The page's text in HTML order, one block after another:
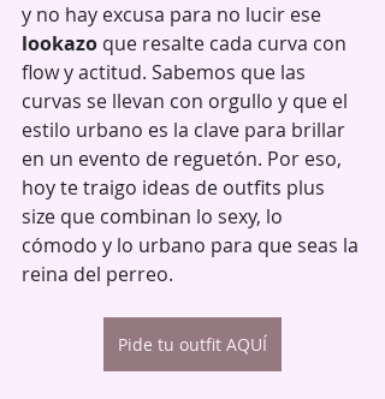
y no hay excusa para no lucir ese
lookazo que resalte cada curva con
flow y actitud. Sabemos que las
curvas se llevan con orgullo y que el
estilo urbano es la clave para brillar
en un evento de reguetón. Por eso,
hoy te traigo ideas de outfits plus
size que combinan lo sexy, lo
cómodo y lo urbano para que seas la
reina del perreo.
Pide tu outfit AQUÍ